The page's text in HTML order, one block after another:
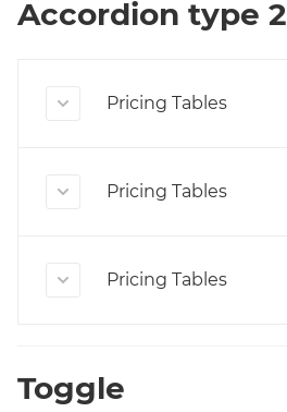
Accordion type 2
Pricing Tables
Pricing Tables
Pricing Tables
Toggle